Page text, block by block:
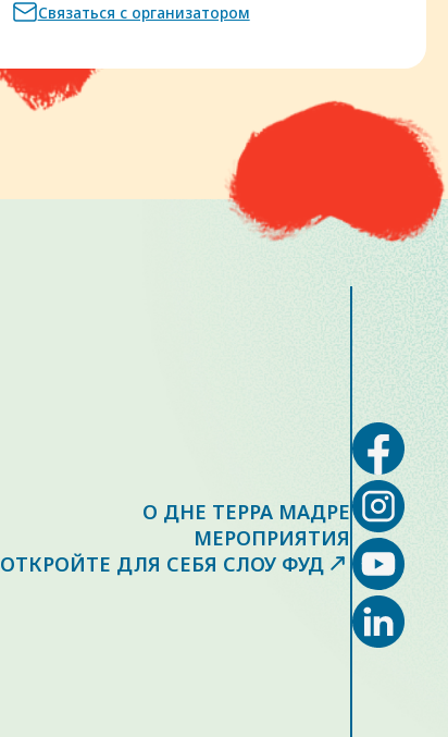
Связаться с организатором
О ДНЕ ТЕРРА МАДРЕ
МЕРОПРИЯТИЯ
ОТКРОЙТЕ ДЛЯ СЕБЯ СЛОУ ФУД